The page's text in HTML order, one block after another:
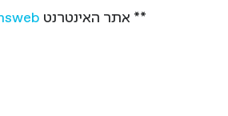
** אתר האינטרנט